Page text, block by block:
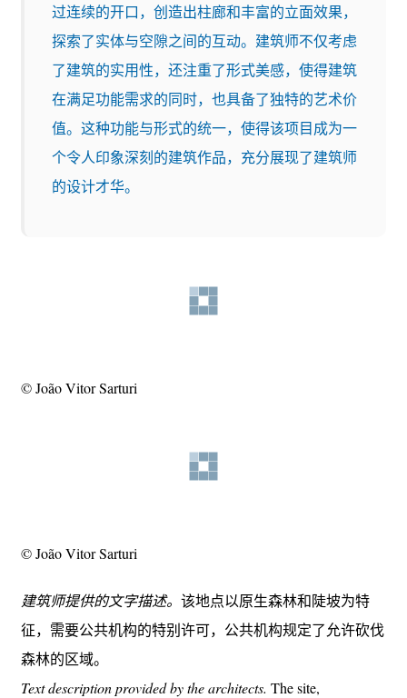
过连续的开口，创造出柱廊和丰富的立面效果，
探索了实体与空隙之间的互动。建筑师不仅考虑
了建筑的实用性，还注重了形式美感，使得建筑
在满足功能需求的同时，也具备了独特的艺术价
值。这种功能与形式的统一，使得该项目成为一
个令人印象深刻的建筑作品，充分展现了建筑师
的设计才华。
© João Vitor Sarturi
© João Vitor Sarturi
建筑师提供的文字描述。 该地点以原生森林和陡坡为特
征，需要公共机构的特别许可，公共机构规定了允许砍伐
森林的区域。
Text description provided by the architects. The site,